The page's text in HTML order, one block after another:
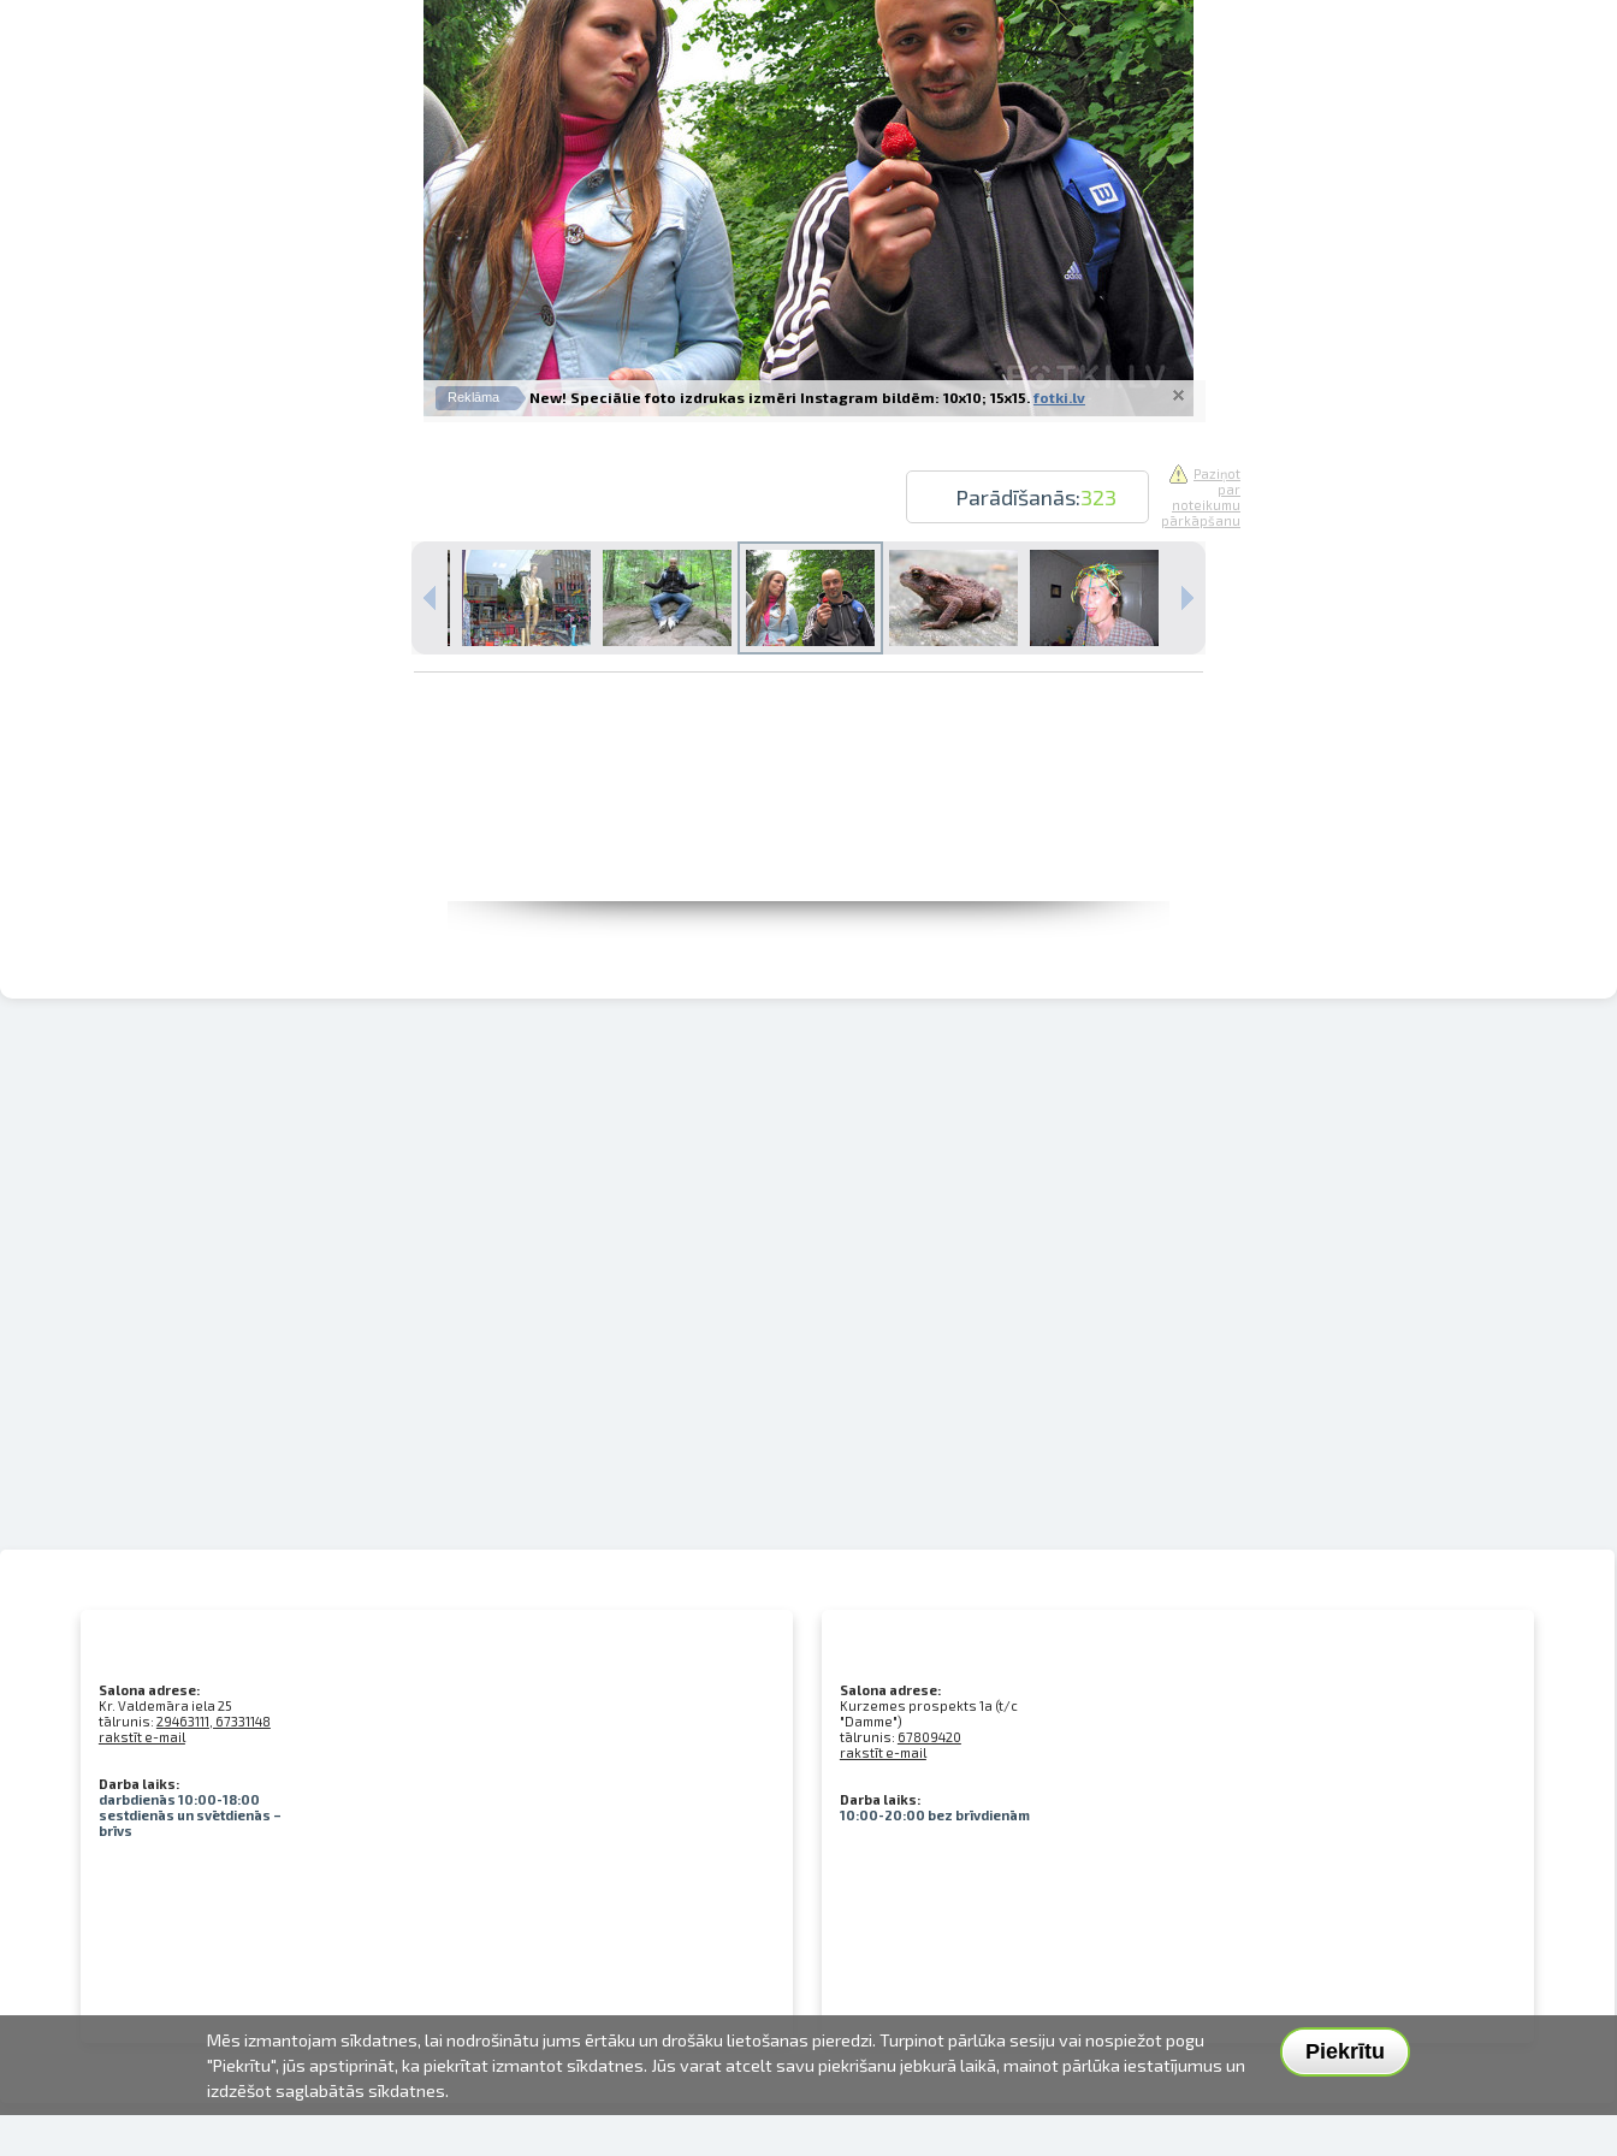
Izdrukas 1h laikā Rīgā – pasūtiet tiešsaistē
Dažādi formāti un papīra veidi jūsu foto
Piegāde visā Latvijā vai saņemšana klātienē
Reklāma New! Speciālie foto izdrukas izmēri Instagram bildēm: 10x10; 15x15. fotki.lv
Parādīšanās:323
Paziņot
par
noteikumu
pārkāpšanu
Salona adrese:
Kr. Valdemāra iela 25
tālrunis: 29463111, 67331148
rakstīt e-mail
Darba laiks:
darbdienās 10:00-18:00
sestdienās un svētdienās –
brīvs
Salona adrese:
Kurzemes prospekts 1a (t/c
"Damme")
tālrunis: 67809420
rakstīt e-mail
Darba laiks:
10:00-20:00 bez brīvdienām
Piekrītu
Mēs izmantojam sīkdatnes, lai nodrošinātu jums ērtāku un drošāku lietošanas pieredzi. Turpinot pārlūka sesiju vai nospiežot pogu
"Piekrītu", jūs apstiprināt, ka piekrītat izmantot sīkdatnes. Jūs varat atcelt savu piekrišanu jebkurā laikā, mainot pārlūka iestatījumus un
izdzēšot saglabātās sīkdatnes.